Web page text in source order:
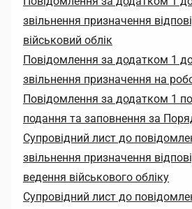
звільнення призначення
військовий облік
Повідомлення за додатком 1
звільнення призначення на
Повідомлення за додатком 1
подання та заповнення за
Супровідний лист до
звільнення призначення
ведення військового обліку
Супровідний лист до